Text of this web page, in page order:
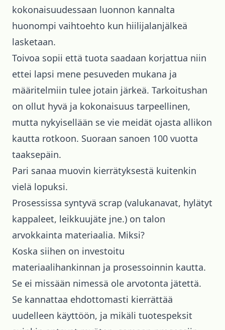
kokonaisuudessaan luonnon kannalta
huonompi vaihtoehto kun hiilijalanjälkeä
lasketaan.
Toivoa sopii että tuota saadaan korjattua niin
ettei lapsi mene pesuveden mukana ja
määritelmiin tulee jotain järkeä. Tarkoitushan
on ollut hyvä ja kokonaisuus tarpeellinen,
mutta nykyisellään se vie meidät ojasta allikon
kautta rotkoon. Suoraan sanoen 100 vuotta
taaksepäin.
Pari sanaa muovin kierrätyksestä kuitenkin
vielä lopuksi.
Prosessissa syntyvä scrap (valukanavat, hylätyt
kappaleet, leikkuujäte jne.) on talon
arvokkainta materiaalia. Miksi?
Koska siihen on investoitu
materiaalihankinnan ja prosessoinnin kautta.
Se ei missään nimessä ole arvotonta jätettä.
Se kannattaa ehdottomasti kierrättää
uudelleen käyttöön, ja mikäli tuotespeksit